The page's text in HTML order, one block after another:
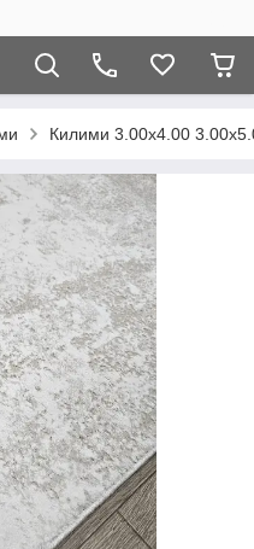
Килими 3.00х4.00